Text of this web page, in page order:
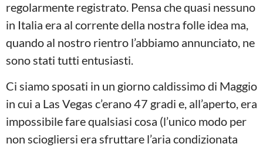
regolarmente registrato. Pensa che quasi nessuno
in Italia era al corrente della nostra folle idea ma,
quando al nostro rientro l’abbiamo annunciato, ne
sono stati tutti entusiasti.
Ci siamo sposati in un giorno caldissimo di Maggio
in cui a Las Vegas c’erano 47 gradi e, all’aperto, era
impossibile fare qualsiasi cosa (l’unico modo per
non sciogliersi era sfruttare l’aria condizionata